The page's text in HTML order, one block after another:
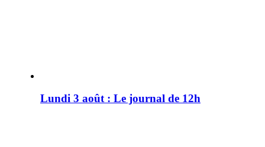
Lundi 3 août : Le journal de 12h